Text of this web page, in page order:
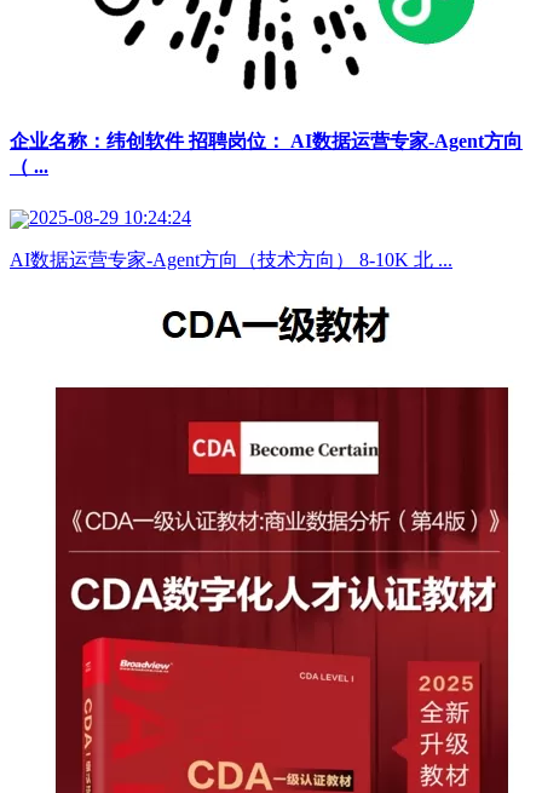
企业名称：纬创软件 招聘岗位： AI数据运营专家-Agent方向
（ ...
2025-08-29 10:24:24
AI数据运营专家-Agent方向（技术方向） 8-10K 北 ...